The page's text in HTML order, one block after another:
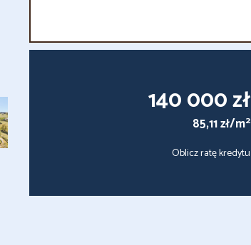
140 000 zł
85,11 zł/m2
Oblicz ratę kredytu